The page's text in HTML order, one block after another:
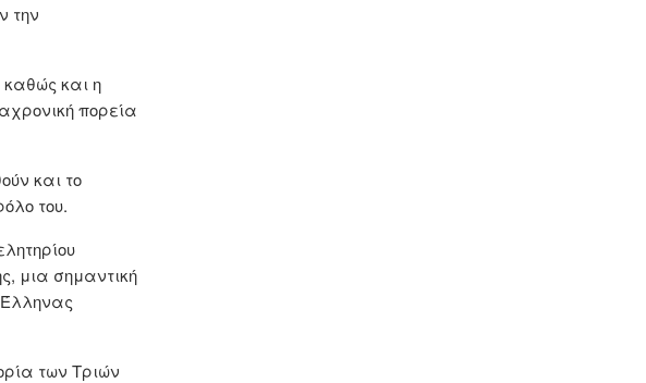
την
καθώς και η
πορεία
και το
του.
μια σημαντική
των Τριών